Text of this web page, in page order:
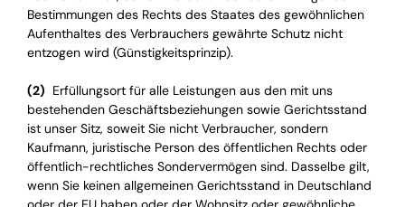
Bestimmungen des Rechts des Staates des gewöhnlichen
Aufenthaltes des Verbrauchers gewährte Schutz nicht
entzogen wird (Günstigkeitsprinzip).
(2) Erfüllungsort für alle Leistungen aus den mit uns
bestehenden Geschäftsbeziehungen sowie Gerichtsstand
ist unser Sitz, soweit Sie nicht Verbraucher, sondern
Kaufmann, juristische Person des öffentlichen Rechts oder
öffentlich-rechtliches Sondervermögen sind. Dasselbe gilt,
wenn Sie keinen allgemeinen Gerichtsstand in Deutschland